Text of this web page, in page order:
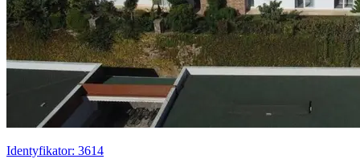
Identyfikator: 3614